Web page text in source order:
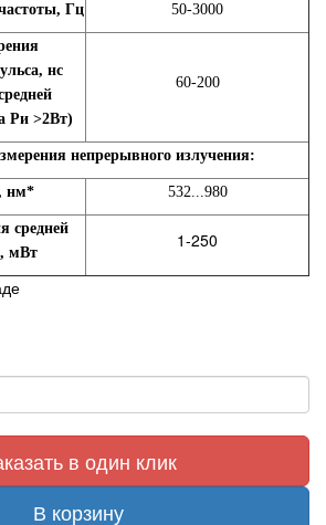
Гц 50-3000
нс
Ри >2Вт)
60-200
непрерывного излучения:
нм* 532...980
средней
мВт
1-250
в один клик
В корзину